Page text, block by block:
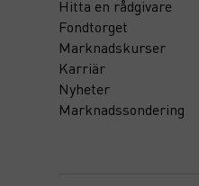
Hitta en rådgivare
Fondtorget
Marknadskurser
Karriär
Nyheter
Marknadssondering